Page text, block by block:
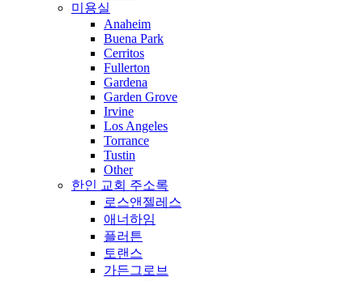
미용실
Anaheim
Buena Park
Cerritos
Fullerton
Gardena
Garden Grove
Irvine
Los Angeles
Torrance
Tustin
Other
한인 교회 주소록
로스앤젤레스
애너하임
플러튼
토랜스
가든그로브